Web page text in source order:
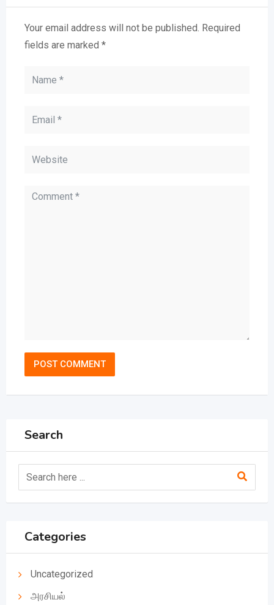
Your email address will not be published. Required
fields are marked *
Search
Categories
Uncategorized
அரசியல்